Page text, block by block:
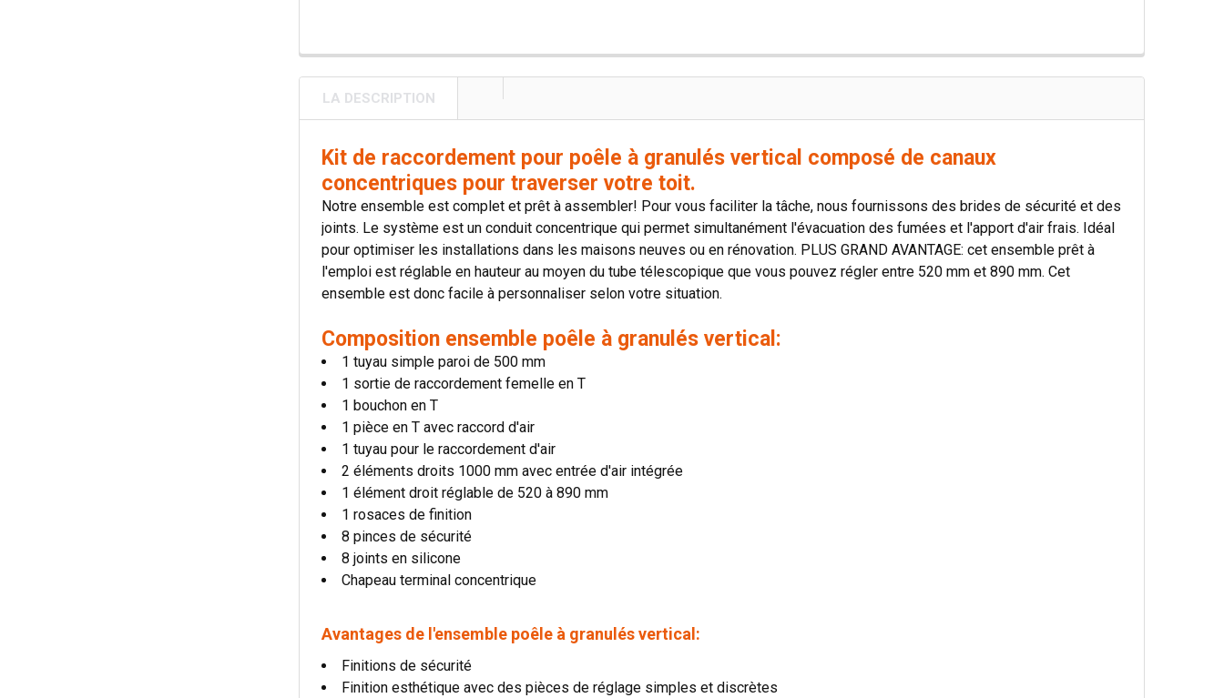
LA DESCRIPTION
Kit de raccordement pour poêle à granulés vertical composé de canaux
concentriques pour traverser votre toit.
Notre ensemble est complet et prêt à assembler! Pour vous faciliter la tâche, nous fournissons des brides de sécurité et des
joints. Le système est un conduit concentrique qui permet simultanément l'évacuation des fumées et l'apport d'air frais. Idéal
pour optimiser les installations dans les maisons neuves ou en rénovation. PLUS GRAND AVANTAGE: cet ensemble prêt à
l'emploi est réglable en hauteur au moyen du tube télescopique que vous pouvez régler entre 520 mm et 890 mm. Cet
ensemble est donc facile à personnaliser selon votre situation.
Composition ensemble poêle à granulés vertical:
1 tuyau simple paroi de 500 mm
1 sortie de raccordement femelle en T
1 bouchon en T
1 pièce en T avec raccord d'air
1 tuyau pour le raccordement d'air
2 éléments droits 1000 mm avec entrée d'air intégrée
1 élément droit réglable de 520 à 890 mm
1 rosaces de finition
8 pinces de sécurité
8 joints en silicone
Chapeau terminal concentrique
Avantages de l'ensemble poêle à granulés vertical:
Finitions de sécurité
Finition esthétique avec des pièces de réglage simples et discrètes